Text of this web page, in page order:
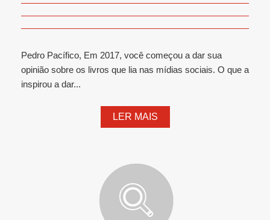
Pedro Pacífico, Em 2017, você começou a dar sua
opinião sobre os livros que lia nas mídias sociais. O que a
inspirou a dar...
LER MAIS